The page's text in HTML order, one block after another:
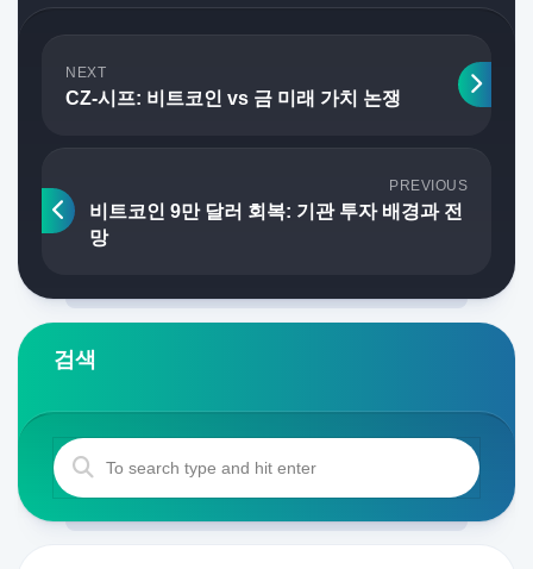
NEXT
CZ-시프: 비트코인 vs 금 미래 가치 논쟁
PREVIOUS
비트코인 9만 달러 회복: 기관 투자 배경과 전
망
검색